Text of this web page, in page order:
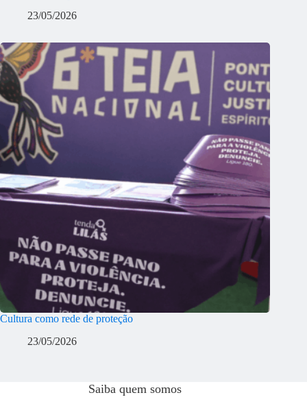
23/05/2026
Cultura como rede de proteção
23/05/2026
Saiba quem somos